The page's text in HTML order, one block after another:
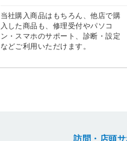
当社購入商品はもちろん、他店で購
入した商品も、修理受付やパソコ
ン・スマホのサポート、診断・設定
などご利用いただけます。
訪問・店頭サ